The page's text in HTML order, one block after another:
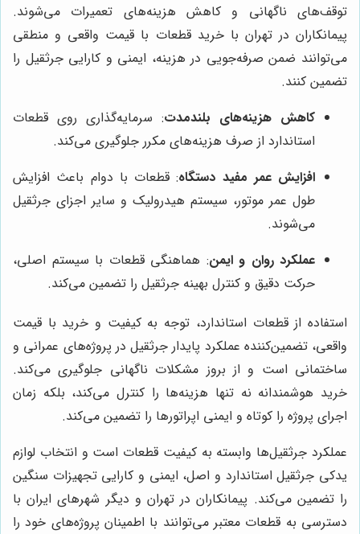
توقف‌های ناگهانی و کاهش هزینه‌های تعمیرات می‌شوند.
پیمانکاران در تهران با خرید قطعات با قیمت واقعی و منطقی
می‌توانند ضمن صرفه‌جویی در هزینه، ایمنی و کارایی جرثقیل را
تضمین کنند.
کاهش هزینه‌های بلندمدت: سرمایه‌گذاری روی قطعات
استاندارد از صرف هزینه‌های مکرر جلوگیری می‌کند.
افزایش عمر مفید دستگاه: قطعات با دوام باعث افزایش
طول عمر موتور، سیستم هیدرولیک و سایر اجزای جرثقیل
می‌شوند.
عملکرد روان و ایمن: هماهنگی قطعات با سیستم اصلی،
حرکت دقیق و کنترل بهینه جرثقیل را تضمین می‌کند.
استفاده از قطعات استاندارد، توجه به کیفیت و خرید با قیمت
واقعی، تضمین‌کننده عملکرد پایدار جرثقیل در پروژه‌های عمرانی و
ساختمانی است و از بروز مشکلات ناگهانی جلوگیری می‌کند.
خرید هوشمندانه نه تنها هزینه‌ها را کنترل می‌کند، بلکه زمان
اجرای پروژه را کوتاه و ایمنی اپراتورها را تضمین می‌کند.
عملکرد جرثقیل‌ها وابسته به کیفیت قطعات است و انتخاب لوازم
یدکی جرثقیل استاندارد و اصل، ایمنی و کارایی تجهیزات سنگین
را تضمین می‌کند. پیمانکاران در تهران و دیگر شهرهای ایران با
دسترسی به قطعات معتبر می‌توانند با اطمینان پروژه‌های خود را